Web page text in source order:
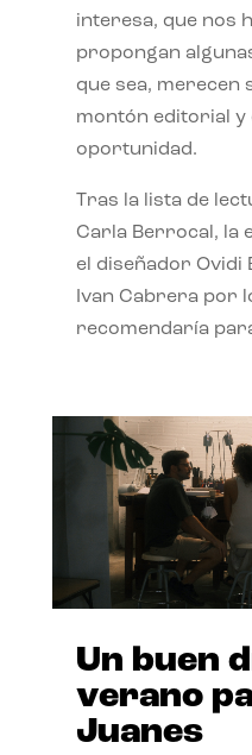
interesa, que nos
propongan
que sea, merecen
montón editorial y
oportunidad.
Tras la lista de
Carla Berrocal, la
el diseñador Ovidi
Ivan Cabrera por
recomendaría
Un buen
verano
Juanes